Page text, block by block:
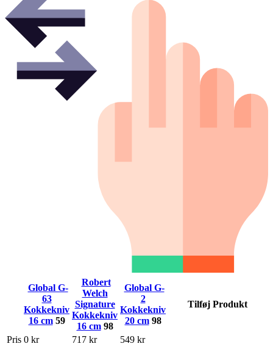
Global G-
63
Kokkekniv
16 cm 59
Robert
Welch
Signature
Kokkekniv
16 cm 98
Global G-
2
Kokkekniv
20 cm 98
Tilføj Produkt
Pris 0 kr 717 kr 549 kr